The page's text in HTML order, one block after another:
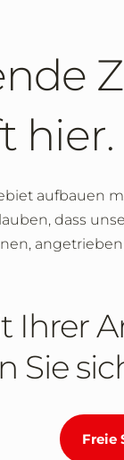
hier.
aufbauen
dass
Ihrer
Sie
Freie